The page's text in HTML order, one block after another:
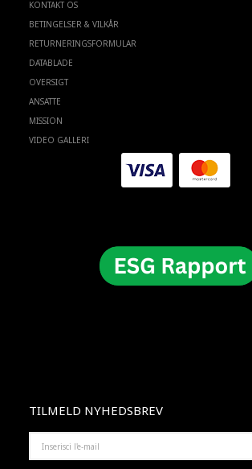
KONTAKT OS
BETINGELSER & VILKÅR
RETURNERINGSFORMULAR
DATABLADE
OVERSIGT
ANSATTE
MISSION
VIDEO GALLERI
TILMELD NYHEDSBREV
MAIL